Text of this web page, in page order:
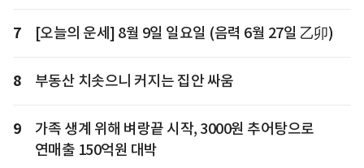
7 [오늘의 운세] 8월 9일 일요일 (음력 6월 27일 乙卯)
8 부동산 치솟으니 커지는 집안 싸움
9
가족 생계 위해 벼랑끝 시작, 3000원 추어탕으로
연매출 150억원 대박